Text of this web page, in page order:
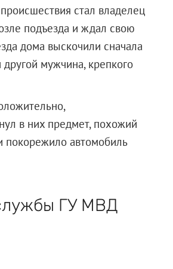
стал владелец
подъезда и ждал свою
дома выскочили сначала
мужчина, крепкого
в них предмет, похожий
покорежило автомобиль
ГУ МВД